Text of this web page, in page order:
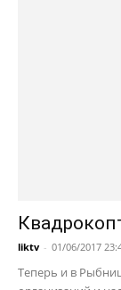
liktv - 01/06/2017
Теперь и в